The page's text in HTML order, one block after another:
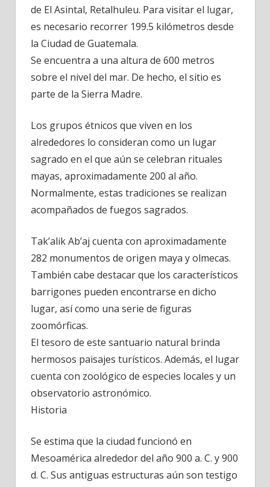
de El Asintal, Retalhuleu. Para visitar el lugar,
es necesario recorrer 199.5 kilómetros desde
la Ciudad de Guatemala.
Se encuentra a una altura de 600 metros
sobre el nivel del mar. De hecho, el sitio es
parte de la Sierra Madre.
Los grupos étnicos que viven en los
alrededores lo consideran como un lugar
sagrado en el que aún se celebran rituales
mayas, aproximadamente 200 al año.
Normalmente, estas tradiciones se realizan
acompañados de fuegos sagrados.
Tak’alik Ab’aj cuenta con aproximadamente
282 monumentos de origen maya y olmecas.
También cabe destacar que los característicos
barrigones pueden encontrarse en dicho
lugar, así como una serie de figuras
zoomórficas.
El tesoro de este santuario natural brinda
hermosos paisajes turísticos. Además, el lugar
cuenta con zoológico de especies locales y un
observatorio astronómico.
Historia
Se estima que la ciudad funcionó en
Mesoamérica alrededor del año 900 a. C. y 900
d. C. Sus antiguas estructuras aún son testigo